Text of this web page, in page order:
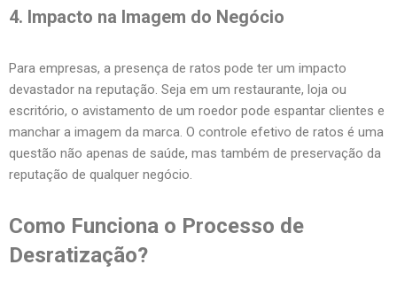
4. Impacto na Imagem do Negócio
Para empresas, a presença de ratos pode ter um impacto
devastador na reputação. Seja em um restaurante, loja ou
escritório, o avistamento de um roedor pode espantar clientes e
manchar a imagem da marca. O controle efetivo de ratos é uma
questão não apenas de saúde, mas também de preservação da
reputação de qualquer negócio.
Como Funciona o Processo de
Desratização?